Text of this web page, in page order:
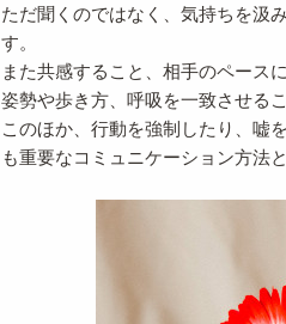
ただ聞くのではなく、気持ちを汲
す。
また共感すること、相手のペース
姿勢や歩き方、呼吸を一致させる
このほか、行動を強制したり、嘘
も重要なコミュニケーション方法